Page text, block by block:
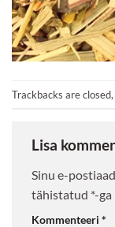
Trackbacks are
Lisa
Sinu e-
tähistatud *-ga
Kommenteeri *